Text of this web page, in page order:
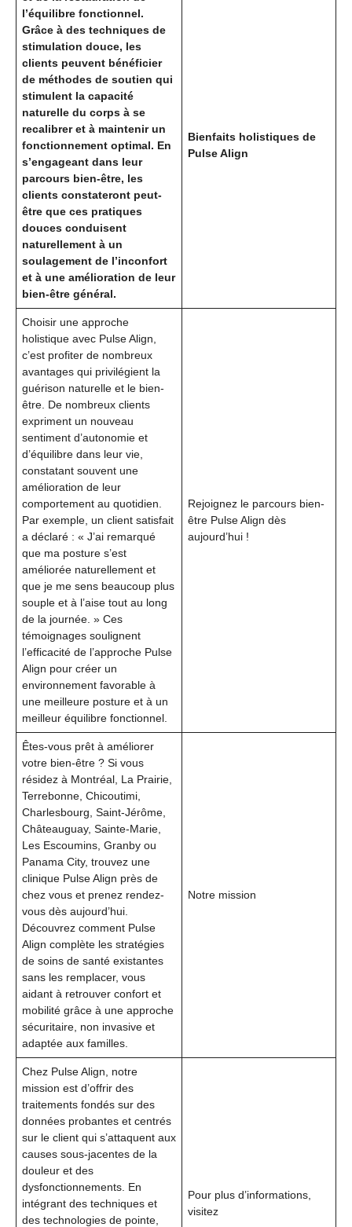
l’équilibre fonctionnel.
Grâce à des techniques de
stimulation douce, les
clients peuvent bénéficier
de méthodes de soutien qui
stimulent la capacité
naturelle du corps à se
recalibrer et à maintenir un
fonctionnement optimal. En
s’engageant dans leur
parcours bien-être, les
clients constateront peut-
être que ces pratiques
douces conduisent
naturellement à un
soulagement de l’inconfort
et à une amélioration de leur
bien-être général.
Bienfaits holistiques de
Pulse Align
Choisir une approche
holistique avec Pulse Align,
c’est profiter de nombreux
avantages qui privilégient la
guérison naturelle et le bien-
être. De nombreux clients
expriment un nouveau
sentiment d’autonomie et
d’équilibre dans leur vie,
constatant souvent une
amélioration de leur
comportement au quotidien.
Par exemple, un client satisfait
a déclaré : « J’ai remarqué
que ma posture s’est
améliorée naturellement et
que je me sens beaucoup plus
souple et à l’aise tout au long
de la journée. » Ces
témoignages soulignent
l’efficacité de l’approche Pulse
Align pour créer un
environnement favorable à
une meilleure posture et à un
meilleur équilibre fonctionnel.
Rejoignez le parcours bien-
être Pulse Align dès
aujourd’hui !
Êtes-vous prêt à améliorer
votre bien-être ? Si vous
résidez à Montréal, La Prairie,
Terrebonne, Chicoutimi,
Charlesbourg, Saint-Jérôme,
Châteauguay, Sainte-Marie,
Les Escoumins, Granby ou
Panama City, trouvez une
clinique Pulse Align près de
chez vous et prenez rendez-
vous dès aujourd’hui.
Découvrez comment Pulse
Align complète les stratégies
de soins de santé existantes
sans les remplacer, vous
aidant à retrouver confort et
mobilité grâce à une approche
sécuritaire, non invasive et
adaptée aux familles.
Notre mission
Chez Pulse Align, notre
mission est d’offrir des
traitements fondés sur des
données probantes et centrés
sur le client qui s’attaquent aux
causes sous-jacentes de la
douleur et des
dysfonctionnements. En
intégrant des techniques et
des technologies de pointe,
Pour plus d’informations,
visitez